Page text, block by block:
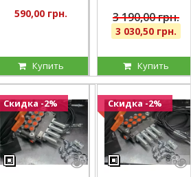
590,00 грн.
Купить
3 190,00 грн.
3 030,50 грн.
Купить
Скидка -2% Скидка -2%